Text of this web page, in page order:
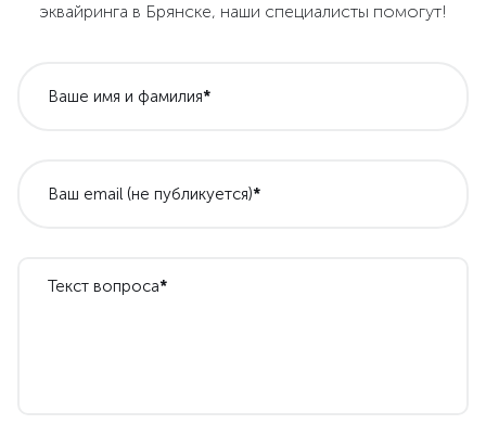
эквайринга в Брянске, наши специалисты помогут!
Ваше имя и фамилия*
Ваш email (не публикуется)*
Текст вопроса*